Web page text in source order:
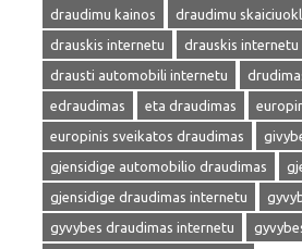
draudimu kainos
draudimu
drauskis internetu
drauskis internetu
drausti automobili internetu
edraudimas
eta draudimas
europinis sveikatos draudimas
gjensidige automobilio draudimas
gjensidige draudimas internetu
gyvybes draudimas internetu